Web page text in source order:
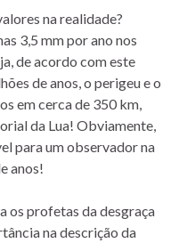
na realidade?
3,5 mm por ano nos
de acordo com este
de anos, o perigeu e o
em cerca de 350 km,
da Lua! Obviamente,
para um observador na
anos!
os profetas da desgraça
na descrição da